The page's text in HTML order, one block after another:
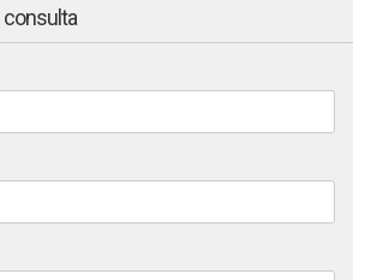
consulta